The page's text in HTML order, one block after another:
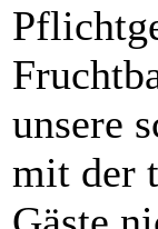
unsere
mit der